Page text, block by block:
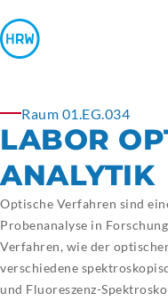
Raum 01.EG.034
LABOR
ANALYTIK
Optische Verfahren sind
Probenanalyse in
Verfahren, wie der
verschiedene
und Fluoreszenz-